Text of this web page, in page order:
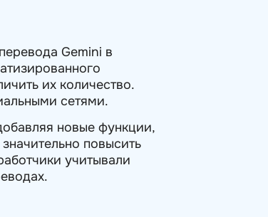
Gemini в
их количество.
сетями.
новые функции,
повысить
учитывали